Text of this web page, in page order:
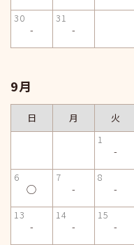
30
-
31
-
9月
日 月 火
1
-
6
◯
7
-
8
-
13
-
14
-
15
-